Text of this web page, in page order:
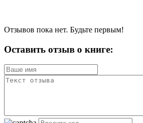
Отзывов пока нет. Будьте первым!
Оставить отзыв о книге: